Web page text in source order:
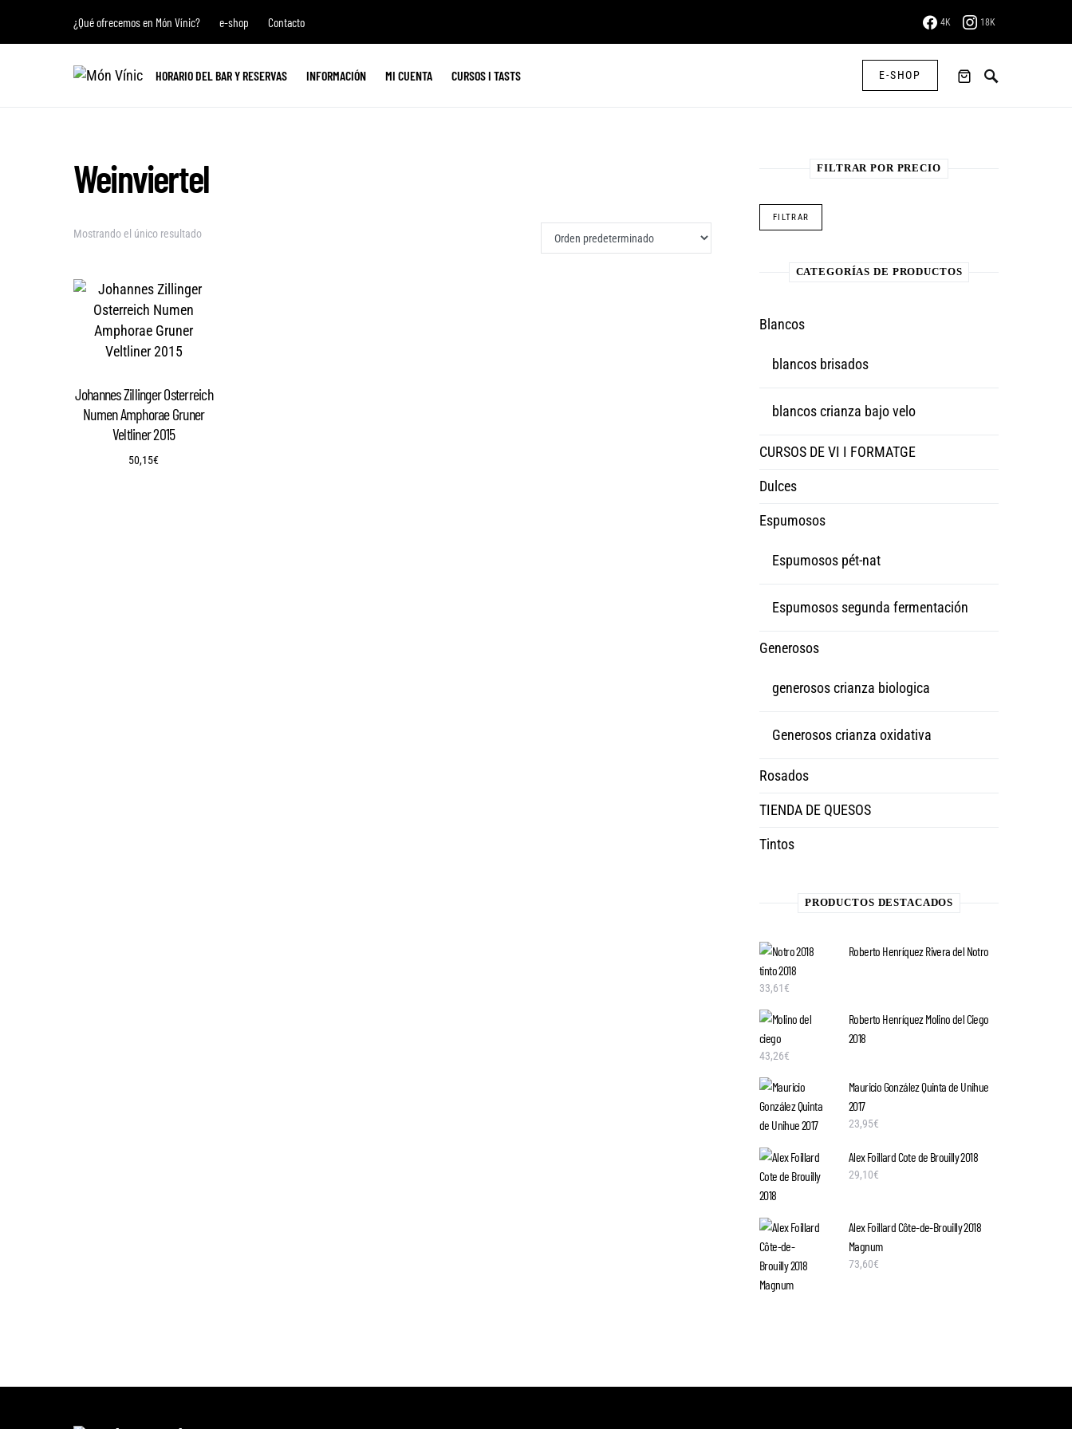
¿Qué ofrecemos en Món Vínic? e-shop Contacto 4K 18K
HORARIO DEL BAR Y RESERVAS INFORMACIÓN MI CUENTA CURSOS I TASTS E-SHOP
Weinviertel
Mostrando el único resultado
Johannes Zillinger Osterreich
Numen Amphorae Gruner
Veltliner 2015
50,15€
FILTRAR POR PRECIO
FILTRAR
CATEGORÍAS DE PRODUCTOS
Blancos
blancos brisados
blancos crianza bajo velo
CURSOS DE VI I FORMATGE
Dulces
Espumosos
Espumosos pét-nat
Espumosos segunda fermentación
Generosos
generosos crianza biologica
Generosos crianza oxidativa
Rosados
TIENDA DE QUESOS
Tintos
PRODUCTOS DESTACADOS
Roberto Henríquez Rivera del Notro
tinto 2018
33,61€
Roberto Henríquez Molino del Ciego
2018
43,26€
Mauricio González Quinta de Unihue
2017
23,95€
Alex Foillard Cote de Brouilly 2018
29,10€
Alex Foillard Côte-de-Brouilly 2018
Magnum
73,60€